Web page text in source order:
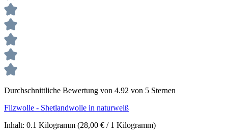
Durchschnittliche Bewertung von 4.92 von 5 Sternen
Filzwolle - Shetlandwolle in naturweiß
Inhalt: 0.1 Kilogramm (28,00 € / 1 Kilogramm)